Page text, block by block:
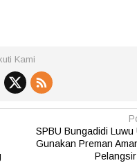
Kami
SPBU Bungadidi
Gunakan Preman